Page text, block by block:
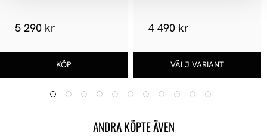
5 290 kr 4 490 kr
ANDRA KÖPTE ÄVEN